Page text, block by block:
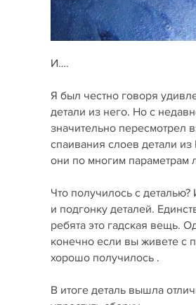
И….
Я был честно говоря
детали из него. Но с
значительно пересмотрел
спаивания слоев детали
они по многим параметрам
Что получилось с
и подгонку деталей.
ребята это гадская вещь.
конечно если вы живете с
хорошо получилось .
В итоге деталь вышла